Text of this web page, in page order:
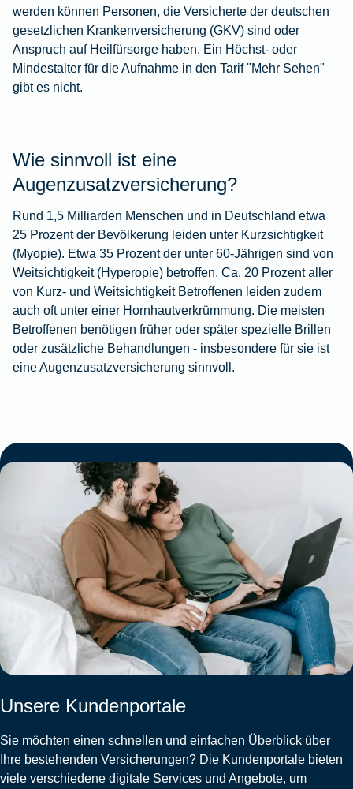
werden können Personen, die Versicherte der deutschen
gesetzlichen Krankenversicherung (GKV) sind oder
Anspruch auf Heilfürsorge haben. Ein Höchst- oder
Mindestalter für die Aufnahme in den Tarif "Mehr Sehen"
gibt es nicht.
Wie sinnvoll ist eine
Augenzusatzversicherung?
Rund 1,5 Milliarden Menschen und in Deutschland etwa
25 Prozent der Bevölkerung leiden unter Kurzsichtigkeit
(Myopie). Etwa 35 Prozent der unter 60-Jährigen sind von
Weitsichtigkeit (Hyperopie) betroffen. Ca. 20 Prozent aller
von Kurz- und Weitsichtigkeit Betroffenen leiden zudem
auch oft unter einer Hornhautverkrümmung. Die meisten
Betroffenen benötigen früher oder später spezielle Brillen
oder zusätzliche Behandlungen - insbesondere für sie ist
eine Augenzusatzversicherung sinnvoll.
Unsere Kundenportale
Sie möchten einen schnellen und einfachen Überblick über
Ihre bestehenden Versicherungen? Die Kundenportale bieten
viele verschiedene digitale Services und Angebote, um